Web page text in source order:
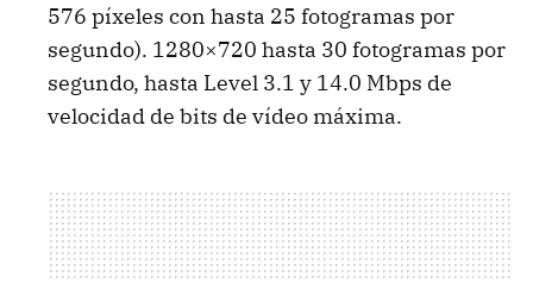
576 píxeles con hasta 25 fotogramas por
segundo). 1280×720 hasta 30 fotogramas por
segundo, hasta Level 3.1 y 14.0 Mbps de
velocidad de bits de vídeo máxima.